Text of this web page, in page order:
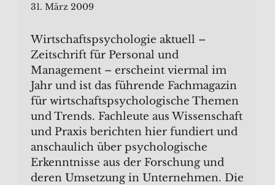
31. März 2009
Wirtschaftspsychologie aktuell –
Zeitschrift für Personal und
Management – erscheint viermal im
Jahr und ist das führende Fachmagazin
für wirtschaftspsychologische Themen
und Trends. Fachleute aus Wissenschaft
und Praxis berichten hier fundiert und
anschaulich über psychologische
Erkenntnisse aus der Forschung und
deren Umsetzung in Unternehmen. Die